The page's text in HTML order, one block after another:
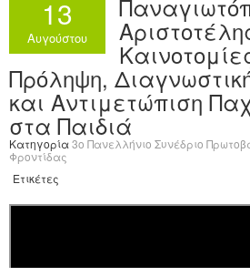
13
Αυγούστου
Πρόληψη,
και Αντιμετώπιση
στα Παιδιά
Κατηγορία3o Πανελλήνιο Συνέδριο
Φροντίδας
Ετικέτες